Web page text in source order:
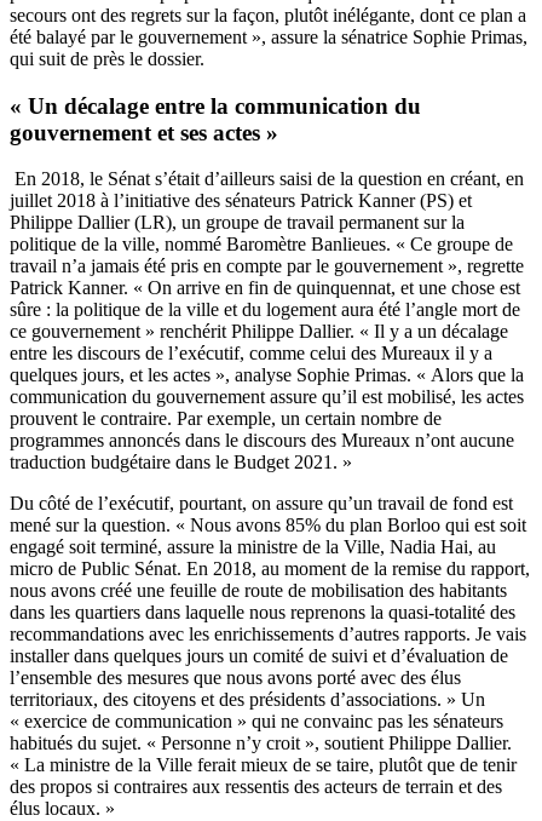
secours ont des regrets sur la façon, plutôt inélégante, dont ce plan a
été balayé par le gouvernement », assure la sénatrice Sophie Primas,
qui suit de près le dossier.
« Un décalage entre la communication du
gouvernement et ses actes »
En 2018, le Sénat s’était d’ailleurs saisi de la question en créant, en
juillet 2018 à l’initiative des sénateurs Patrick Kanner (PS) et
Philippe Dallier (LR), un groupe de travail permanent sur la
politique de la ville, nommé Baromètre Banlieues. « Ce groupe de
travail n’a jamais été pris en compte par le gouvernement », regrette
Patrick Kanner. « On arrive en fin de quinquennat, et une chose est
sûre : la politique de la ville et du logement aura été l’angle mort de
ce gouvernement » renchérit Philippe Dallier. « Il y a un décalage
entre les discours de l’exécutif, comme celui des Mureaux il y a
quelques jours, et les actes », analyse Sophie Primas. « Alors que la
communication du gouvernement assure qu’il est mobilisé, les actes
prouvent le contraire. Par exemple, un certain nombre de
programmes annoncés dans le discours des Mureaux n’ont aucune
traduction budgétaire dans le Budget 2021. »
Du côté de l’exécutif, pourtant, on assure qu’un travail de fond est
mené sur la question. « Nous avons 85% du plan Borloo qui est soit
engagé soit terminé, assure la ministre de la Ville, Nadia Hai, au
micro de Public Sénat. En 2018, au moment de la remise du rapport,
nous avons créé une feuille de route de mobilisation des habitants
dans les quartiers dans laquelle nous reprenons la quasi-totalité des
recommandations avec les enrichissements d’autres rapports. Je vais
installer dans quelques jours un comité de suivi et d’évaluation de
l’ensemble des mesures que nous avons porté avec des élus
territoriaux, des citoyens et des présidents d’associations. » Un
« exercice de communication » qui ne convainc pas les sénateurs
habitués du sujet. « Personne n’y croit », soutient Philippe Dallier.
« La ministre de la Ville ferait mieux de se taire, plutôt que de tenir
des propos si contraires aux ressentis des acteurs de terrain et des
élus locaux. »